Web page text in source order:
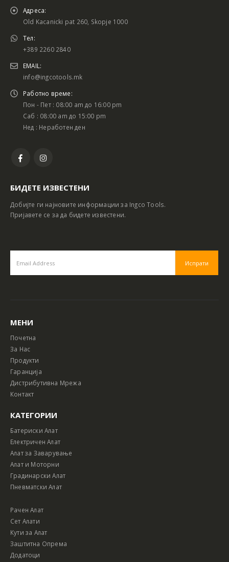
Адреса:
Old Kacanicki pat 260, Skopje 1000
Тел:
+389 2260 2840
EMAIL:
info@ingcotools.mk
Работно време:
Пон - Пет : 08:00 am до 16:00 pm
Саб : 08:00 am до 15:00 pm
Нед : Неработен ден
БИДЕТЕ ИЗВЕСТЕНИ
Добијте ги најновите информации за Ingco Tools.
Пријавете се за да бидете известени.
МЕНИ
Почетна
За Нас
Продукти
Гаранција
Дистрибутивна Мрежа
Контакт
КАТЕГОРИИ
Батериски Алат
Електричен Алат
Алат за Заварување
Алат и Моторни
Градинарски Алат
Пневматски Алат
Рачен Алат
Сет Алати
Кути за Алат
Заштитна Опрема
Додатоци